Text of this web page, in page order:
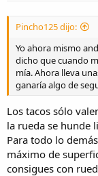
Pincho125 dijo:
Yo ahora mismo
dicho que cuando
mía. Ahora lleva
ganaría algo de
Los tacos sólo
la rueda se hunde
Para todo lo
máximo de
consigues con